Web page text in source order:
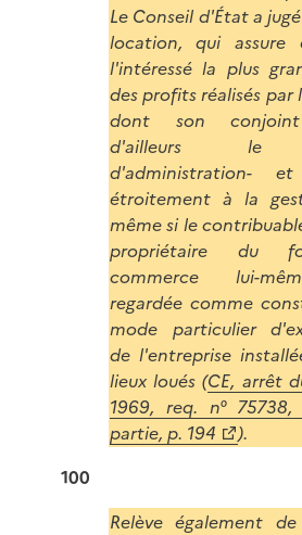
Le Conseil d'État a
location, qui
l'intéressé la plus
des profits réalisés par
dont son
d'ailleurs le
d'administration- et
étroitement à la
même si le
propriétaire du
commerce lui-
regardée comme
mode particulier
de l'entreprise
lieux loués (CE, arrêt
1969, req. n° 75738,
partie, p. 194
).
100
Relève également